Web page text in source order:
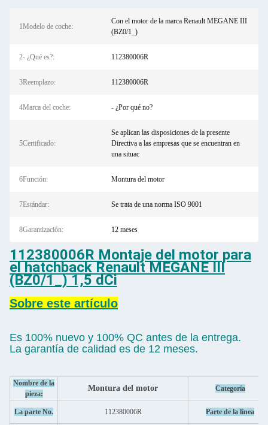
1Modelo de coche:
Con el motor de la marca Renault MEGANE III
(BZ0/1_)
2- ¿Qué es?: 112380006R
3Reemplazo: 112380006R
4Marca del coche: - ¿Por qué no?
5Certificado:
Se aplican las disposiciones de la presente
Directiva a las empresas que se encuentran en
una situac
6Función: Montura del motor
7Estándar: Se trata de una norma ISO 9001
8Garantización: 12 meses
112380006R Montaje del motor para
el hatchback Renault MEGANE III
(BZ0/1_) 1,5 dCi
Sobre este artículo
Es 100% nuevo y 100% QC antes de la entrega.
La garantía de calidad es de 12 meses.
Nombre de la
pieza:
Montura del motor Categoría
La parte No. 112380006R Parte de la línea